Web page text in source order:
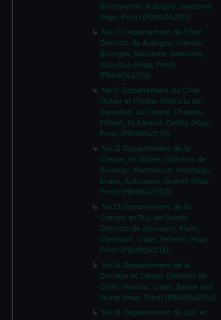
Romorantin, Aubigny, Sancerre
(Map; Print) (PBH8042(9))
No.10 Departement du Cher:
Districts de Aubigny, Vierzon,
Bourges, Sancerre, Sancoins,
Issoudun (Map; Print)
(PBH8042(10))
No.11 Departement du Cher,
l'Altier et l'Indre: Districts de
Issoudun, La Chatre, Chateau
Millant, St Amand, Cerilly (Map;
Print) (PBH8042(11))
No.12 Departement de la
Creuze, et l'Altier: Districts de
Boussac, Montlucon, Montaigu,
Evaux, Aubusson, Gueret (Map;
Print) (PBH8042(12))
No.13 Departement de la
Creuze, et Puy de Dome:
Districts de Abuisson, Riom,
Clermont, Ussel, Felletin (Map;
Print) (PBH8042(13))
No.14 Departement de la
Correze et Cantal: Districts de
Culle, Mauriac, Ussel, Besse and
Murat (Map; Print) (PBH8042(14))
No.15 Departement du Lot, et